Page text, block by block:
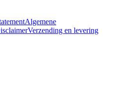
Algemene
Verzending en levering